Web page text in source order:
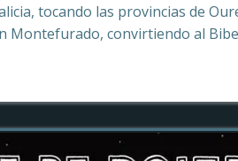
tocando las provincias de
Montefurado, convirtiendo al